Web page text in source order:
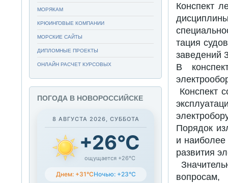
Конспект
тация
заведений
В
Конспект
Порядок
и наиболее
развития
МОРЯКАМ
КРЮИНГОВЫЕ КОМПАНИИ
МОРСКИЕ САЙТЫ
ДИПЛОМНЫЕ ПРОЕКТЫ
ОНЛАЙН РАСЧЕТ КУРСОВЫХ
ПОГОДА В НОВОРОССИЙСКЕ
8 АВГУСТА 2026, СУББОТА
+26°C
ощущается +26°C
Днем: +31°CНочью: +23°C